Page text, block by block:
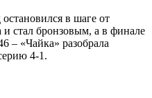
в шаге от
стал бронзовым, а в финале
– «Чайка» разобрала
4-1.